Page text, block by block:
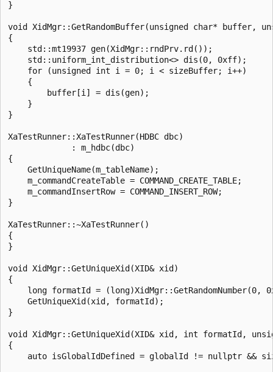
}
void XidMgr::GetRandomBuffer(unsigned char* buffer,
{
    std::mt19937 gen(XidMgr::rndPrv.rd());
    std::uniform_int_distribution<> dis(0, 0xff);
    for (unsigned int i = 0; i < sizeBuffer; i++)
    {
        buffer[i] = dis(gen);
    }
}
XaTestRunner::XaTestRunner(HDBC dbc)
             : m_hdbc(dbc)
{
    GetUniqueName(m_tableName);
    m_commandCreateTable = COMMAND_CREATE_TABLE;
    m_commandInsertRow = COMMAND_INSERT_ROW;
}
XaTestRunner::~XaTestRunner()
{
}
void XidMgr::GetUniqueXid(XID& xid)
{
long formatId = (long)XidMgr::GetRandomNumber(0,
    GetUniqueXid(xid, formatId);
}
void XidMgr::GetUniqueXid(XID& xid, int formatId,
{
auto isGlobalIdDefined = globalId != nullptr &&